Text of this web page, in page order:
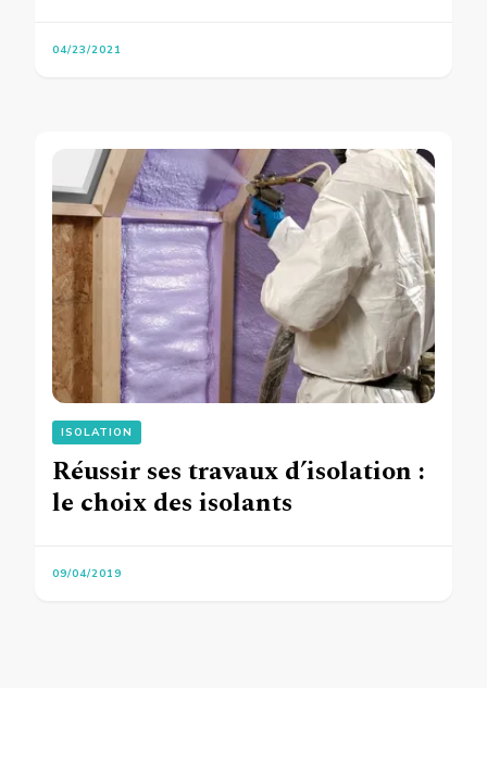
04/23/2021
ISOLATION
Réussir ses travaux d’isolation :
le choix des isolants
09/04/2019